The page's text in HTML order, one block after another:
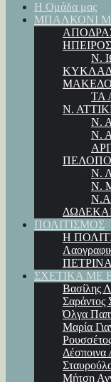
Η Ομάδα μας
ΜΠΑΛΚΟΝΙ
ΗΠΕΙΡΟΣ
Ν.
ΤΑ
Ν.
Ν.
Ν.
Ν.
Ν.
ΠΟΛΙΤΙΣΜΟΣ
Η
ΣΧΕΤΙΚΑ ΜΕ
Βασίλης
Σαράντος
Όλγα
Μαρία
Δέσποινα
Μήτση